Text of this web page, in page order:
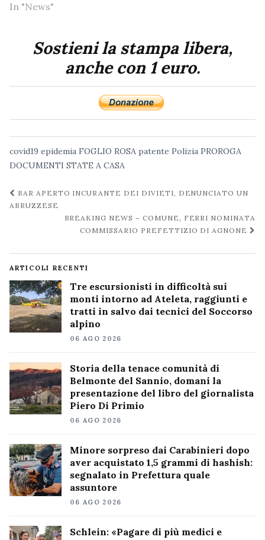
In "News"
Sostieni la stampa libera,
anche con 1 euro.
covid19 epidemia FOGLIO ROSA patente Polizia PROROGA
DOCUMENTI STATE A CASA
Navigazione
post
BAR APERTO INCURANTE DEI DIVIETI, DENUNCIATO UN
ABRUZZESE
BREAKING NEWS – COMUNE, FERRI NOMINATA
COMMISSARIO PREFETTIZIO DI AGNONE
ARTICOLI RECENTI
Tre escursionisti in difficoltà sui
monti intorno ad Ateleta, raggiunti e
tratti in salvo dai tecnici del Soccorso
alpino
06 AGO 2026
Storia della tenace comunità di
Belmonte del Sannio, domani la
presentazione del libro del giornalista
Piero Di Primio
06 AGO 2026
Minore sorpreso dai Carabinieri dopo
aver acquistato 1,5 grammi di hashish:
segnalato in Prefettura quale
assuntore
06 AGO 2026
Schlein: «Pagare di più medici e